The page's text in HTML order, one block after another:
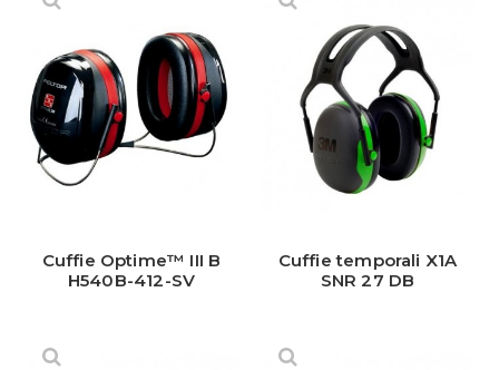
Cuffie Optime™ III B
H540B-412-SV
Cuffie temporali X1A
SNR 27 DB